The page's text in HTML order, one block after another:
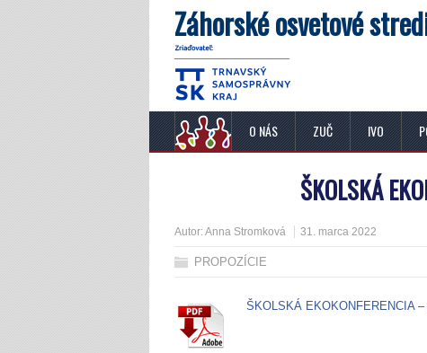
Záhorské osvetové
O NÁS ZUČ IVO
ŠKOLSKÁ
Autor:Anna Stromková 31. marca 2022
PROPOZÍCIE
ŠKOLSKÁ EKOKONFERENCIA